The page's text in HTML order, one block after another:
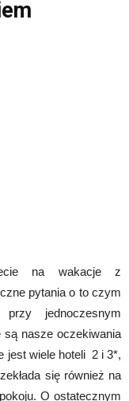
na wakacje z
pytania o to czym
jednoczesnym
są nasze oczekiwania
jest wiele hoteli 2 i 3*,
się również na
O ostatecznym